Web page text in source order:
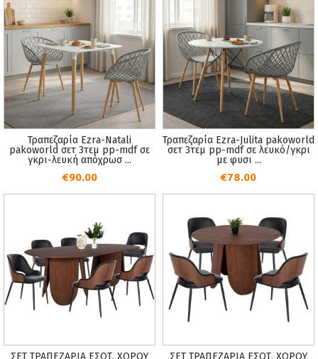
Τραπεζαρία Ezra-Natali
pakoworld σετ 3τεμ pp-mdf σε
γκρι-λευκή απόχρωσ ...
€90.00
Τραπεζαρία Ezra-Julita pakoworld
σετ 3τεμ pp-mdf σε λευκό/γκρι
με φυσι ...
€78.00